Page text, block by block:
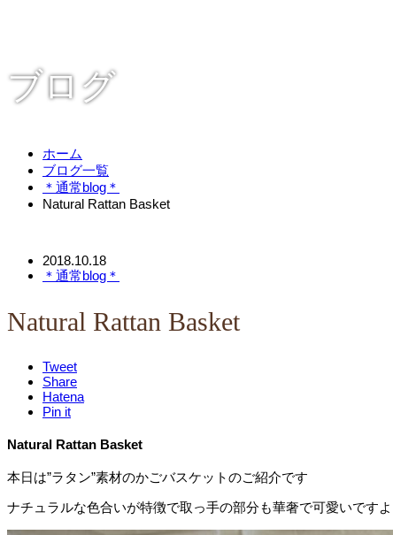
ブログ
ホーム
ブログ一覧
＊通常blog＊
Natural Rattan Basket
2018.10.18
＊通常blog＊
Natural Rattan Basket
Tweet
Share
Hatena
Pin it
Natural Rattan Basket
本日は”ラタン”素材のかごバスケットのご紹介です
ナチュラルな色合いが特徴で取っ手の部分も華奢で可愛いですよ